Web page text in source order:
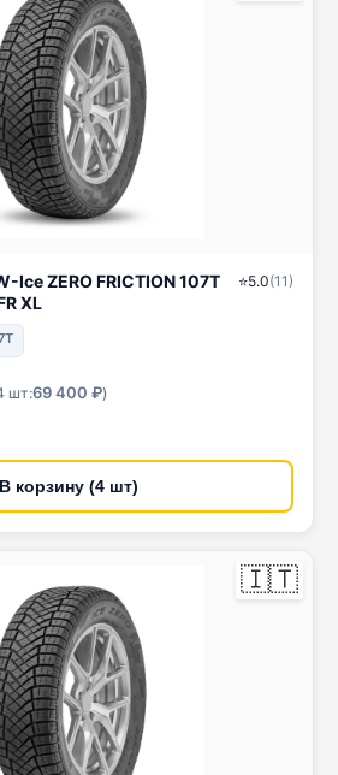
XL
⭐5.0(11)
шт:69 400 ₽)
В корзину (4 шт)
🇮🇹